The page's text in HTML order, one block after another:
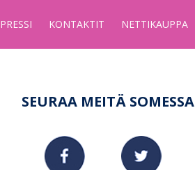
PRESSI KONTAKTIT NETTIKAUPPA
SEURAA MEITÄ SOMESSA